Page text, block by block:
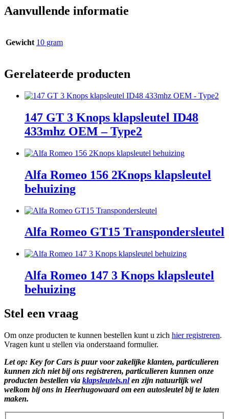
Aanvullende informatie
Gewicht 10 gram
Gerelateerde producten
147 GT 3 Knops klapsleutel ID48
433mhz OEM – Type2
Alfa Romeo 156 2Knops klapsleutel
behuizing
Alfa Romeo GT15 Transpondersleutel
Alfa Romeo 147 3 Knops klapsleutel
behuizing
Stel een vraag
Om onze producten te kunnen bestellen kunt u zich hier registreren.
Vragen kunt u stellen via onderstaand formulier.
Let op: Key for Cars is puur voor zakelijke klanten, particulieren
kunnen zich niet bij ons registreren, particulieren kunnen onze
producten bestellen via klapsleutels.nlen zijn natuurlijk wel
welkom bij ons in Heerhugowaard om een autosleutel bij te laten
maken.